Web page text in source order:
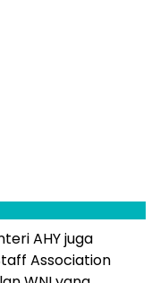
AHY juga
Association